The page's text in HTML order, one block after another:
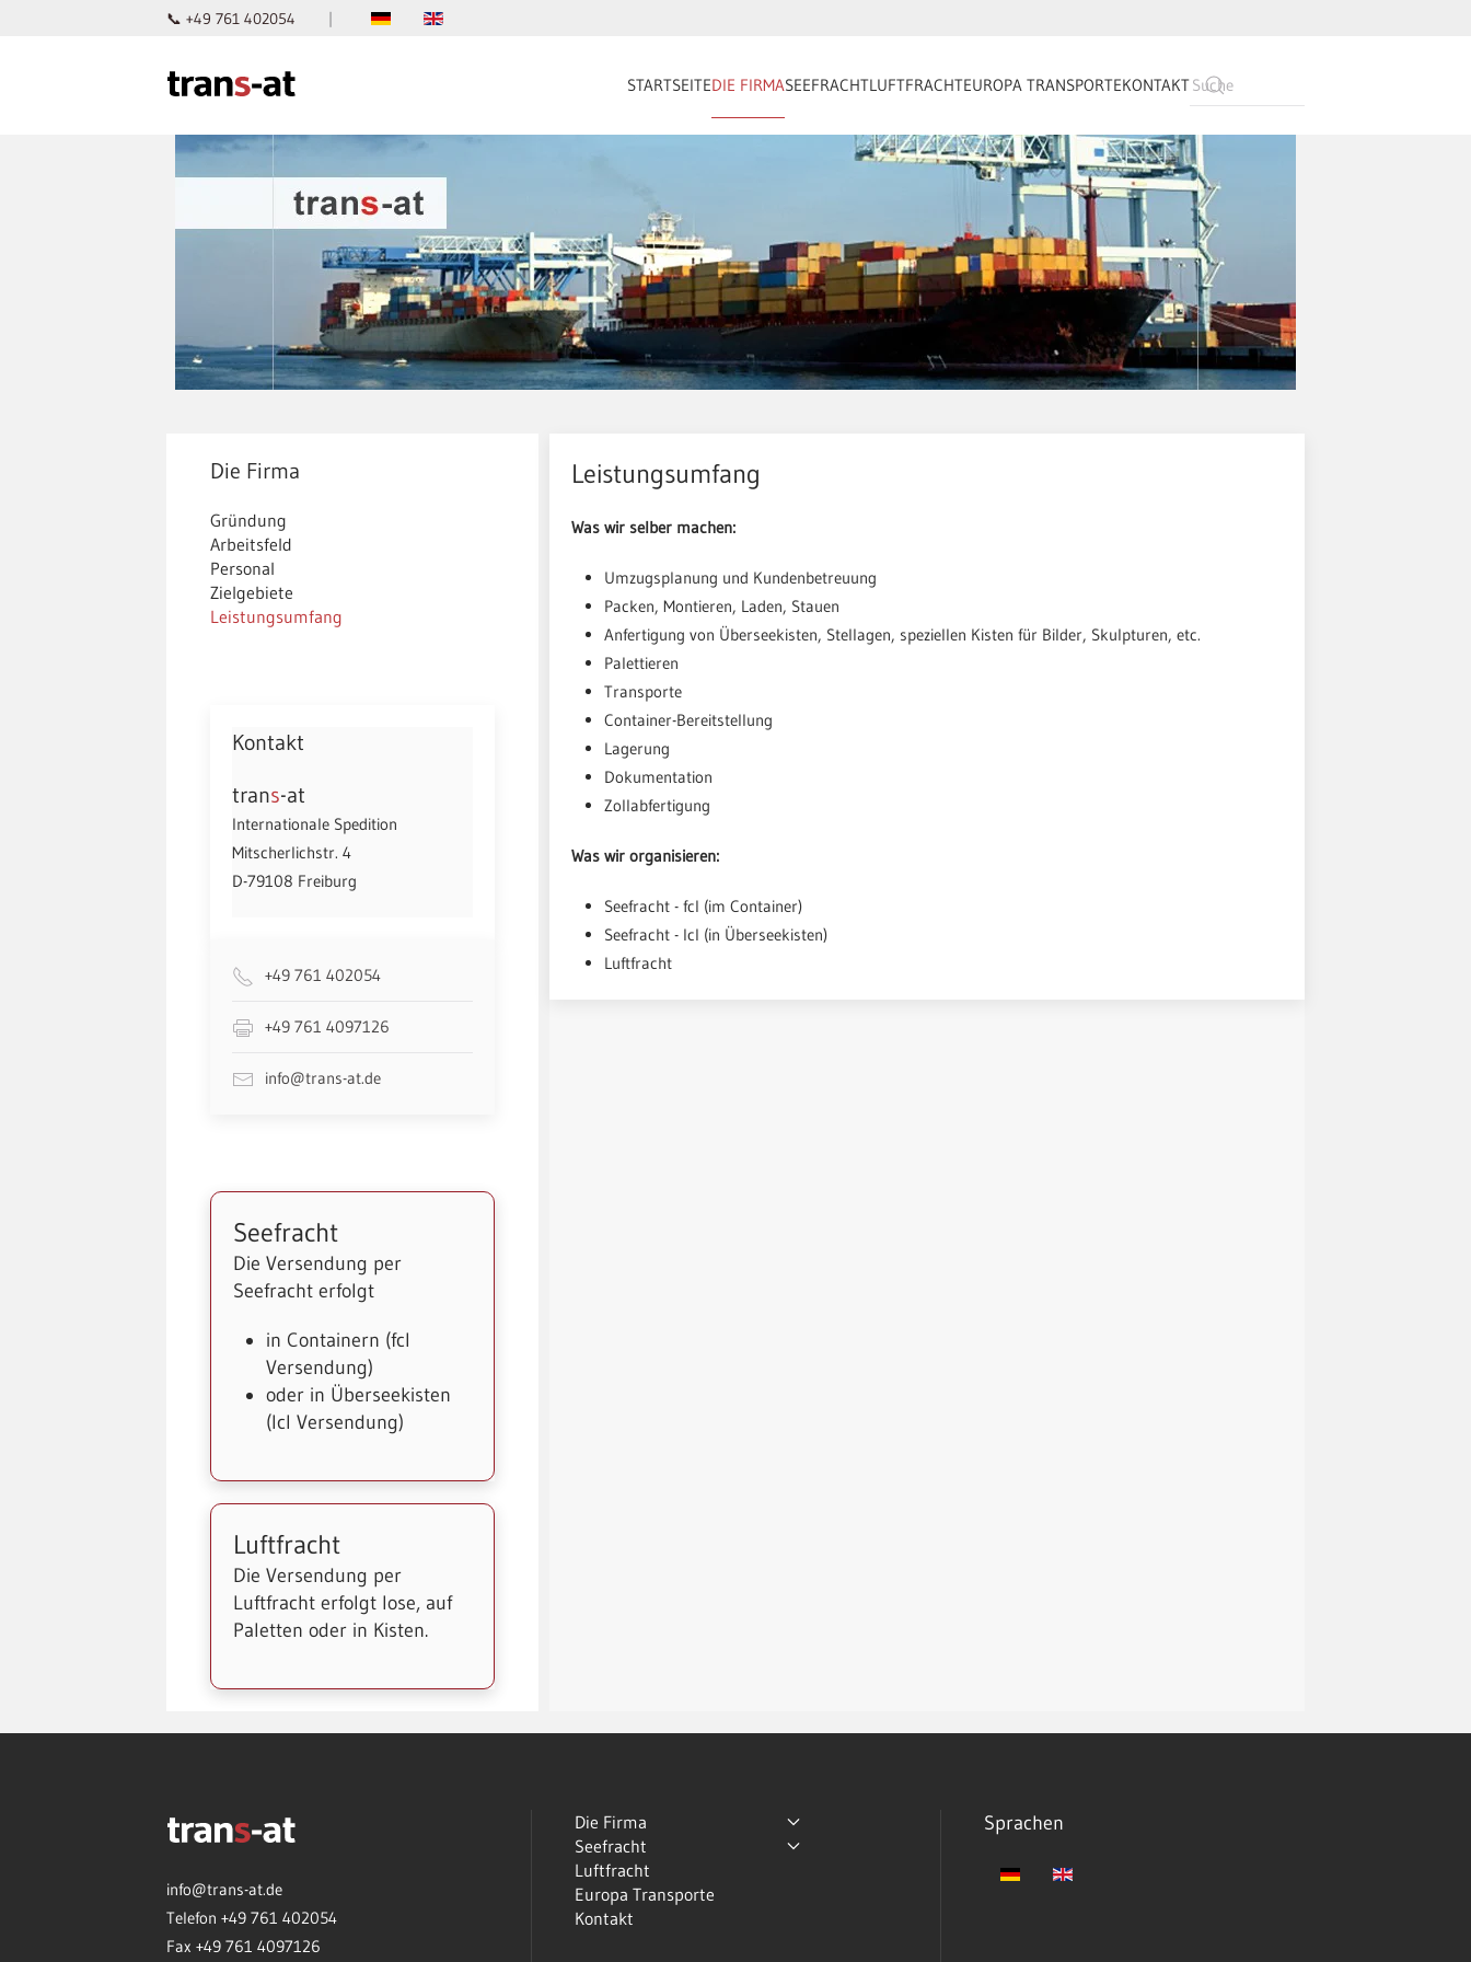
📞 +49 761 402054 |
STARTSEITEDIE FIRMASEEFRACHTLUFTFRACHTEUROPA TRANSPORTEKONTAKT
characters for
results.
Die Firma
Gründung
Arbeitsfeld
Personal
Zielgebiete
Leistungsumfang
Kontakt
trans-at
Internationale Spedition
Mitscherlichstr. 4
D-79108 Freiburg
+49 761 402054
+49 761 4097126
info@trans-at.de
Seefracht
Die Versendung per
Seefracht erfolgt
in Containern (fcl
Versendung)
oder in Überseekisten
(lcl Versendung)
Luftfracht
Die Versendung per
Luftfracht erfolgt lose, auf
Paletten oder in Kisten.
Leistungsumfang
Was wir selber machen:
Umzugsplanung und Kundenbetreuung
Packen, Montieren, Laden, Stauen
Anfertigung von Überseekisten, Stellagen, speziellen Kisten für Bilder, Skulpturen, etc.
Palettieren
Transporte
Container-Bereitstellung
Lagerung
Dokumentation
Zollabfertigung
Was wir organisieren:
Seefracht - fcl (im Container)
Seefracht - lcl (in Überseekisten)
Luftfracht
info@trans-at.de
Telefon +49 761 402054
Fax +49 761 4097126
Die Firma
Seefracht
Luftfracht
Europa Transporte
Kontakt
Sprachen